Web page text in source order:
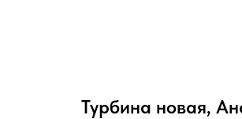
Турбина новая,